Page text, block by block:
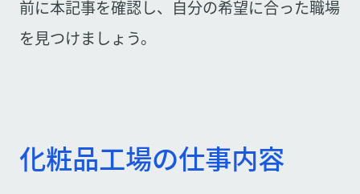
前に本記事を確認し、自分の希望に合った職場
を見つけましょう。
化粧品工場の仕事内容